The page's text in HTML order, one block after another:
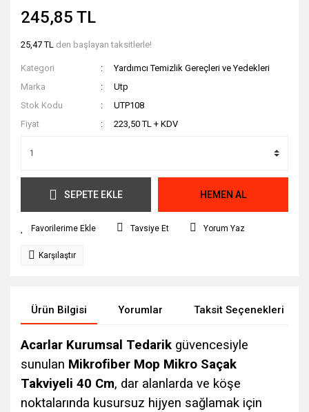
245,85 TL
25,47 TL den başlayan taksitlerle!
Kategori
Yardımcı Temizlik Gereçleri ve Yedekleri
Marka
Utp
Stok Kodu
UTP108
Fiyat
223,50 TL + KDV
SEPETE EKLE HEMEN AL
Tavsiye Et Yorum Yaz
Karşılaştır
Ürün Bilgisi Yorumlar Taksit Seçenekleri
Acarlar Kurumsal Tedarik güvencesiyle
sunulan Mikrofiber Mop Mikro Saçak
Takviyeli 40 Cm, dar alanlarda ve köşe
noktalarında kusursuz hijyen sağlamak için